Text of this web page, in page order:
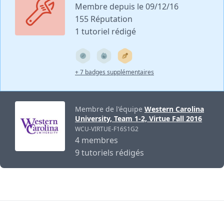
Membre depuis le 09/12/16
155 Réputation
1 tutoriel rédigé
+ 7 badges supplémentaires
Membre de l'équipe Western Carolina
University, Team 1-2, Virtue Fall 2016
WCU-VIRTUE-F16S1G2
4 membres
9 tutoriels rédigés